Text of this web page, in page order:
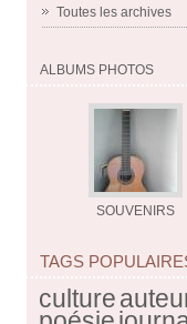
Toutes les archives
ALBUMS PHOTOS
SOUVENIRS
TAGS
culture